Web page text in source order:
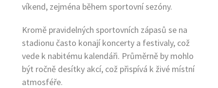
víkend, zejména během sportovní sezóny.
Kromě pravidelných sportovních zápasů se na
stadionu často konají koncerty a festivaly, což
vede k nabitému kalendáři. Průměrně by mohlo
být ročně desítky akcí, což přispívá k živé místní
atmosféře.